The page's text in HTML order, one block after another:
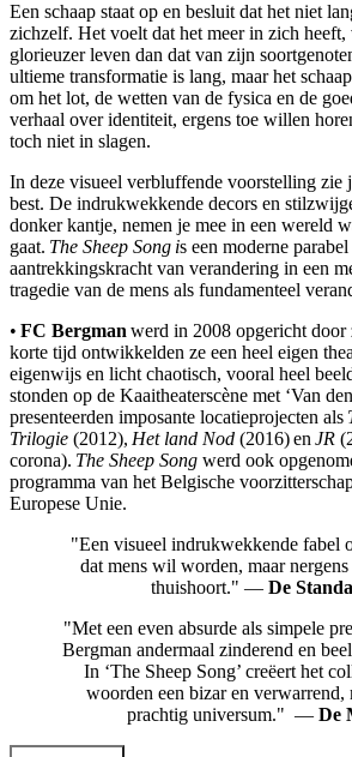
Een schaap staat op en besluit dat het niet
zichzelf. Het voelt dat het meer in zich heeft,
glorieuzer leven dan dat van zijn
ultieme transformatie is lang, maar het
om het lot, de wetten van de fysica en de
verhaal over identiteit, ergens toe willen
toch niet in slagen.
In deze visueel verbluffende voorstelling zie
best. De indrukwekkende decors en
donker kantje, nemen je mee in een wereld
gaat. The Sheep Song is een moderne
aantrekkingskracht van verandering in een
tragedie van de mens als fundamenteel
• FC Bergmanwerd in 2008 opgericht door
korte tijd ontwikkelden ze een heel eigen
eigenwijs en licht chaotisch, vooral heel
stonden op de Kaaitheaterscène met ‘Van
presenteerden imposante locatieprojecten als
Trilogie (2012), Het land Nod (2016) enJR
corona). The Sheep Song werd ook
programma van het Belgische
Europese Unie.
"Een visueel indrukwekkende fabel
dat mens wil worden, maar
thuishoort." — De
"Met een even absurde als simpele
Bergman andermaal zinderend en
In ‘The Sheep Song’ creëert het
woorden een bizar en verwarrend,
prachtig universum." — De